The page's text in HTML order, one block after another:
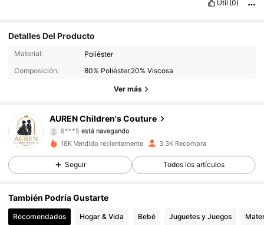
Útil (0)
Detalles Del Producto
Material:
Poliéster
Composición:
80% Poliéster,20% Viscosa
Ver más
AUREN Children's Couture
2.7K Seguidores
4,93 2.7K Seguidores
4,93 2.7K Seguidores
4,93 2.7K Seguidores
4,93 2.7K Seguidores
18K Vendido recientemente 3.3K Recompra
Seguir Todos los artículos
También Podría Gustarte
Recomendados Hogar & Vida Bebé Juguetes y Juegos